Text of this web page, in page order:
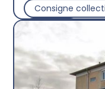
Consigne